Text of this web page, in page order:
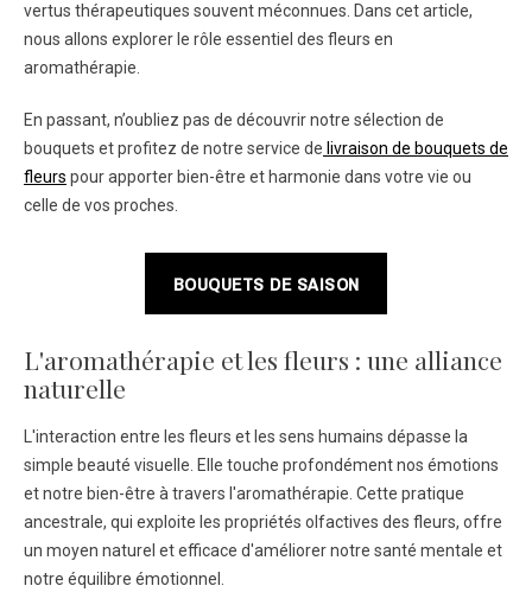
vertus thérapeutiques souvent méconnues. Dans cet article,
nous allons explorer le rôle essentiel des fleurs en
aromathérapie.
En passant, n’oubliez pas de découvrir notre sélection de
bouquets et profitez de notre service de livraison de bouquets de
fleurs pour apporter bien-être et harmonie dans votre vie ou
celle de vos proches.
BOUQUETS DE SAISON
L'aromathérapie et les fleurs : une alliance
naturelle
L'interaction entre les fleurs et les sens humains dépasse la
simple beauté visuelle. Elle touche profondément nos émotions
et notre bien-être à travers l'aromathérapie. Cette pratique
ancestrale, qui exploite les propriétés olfactives des fleurs, offre
un moyen naturel et efficace d'améliorer notre santé mentale et
notre équilibre émotionnel.